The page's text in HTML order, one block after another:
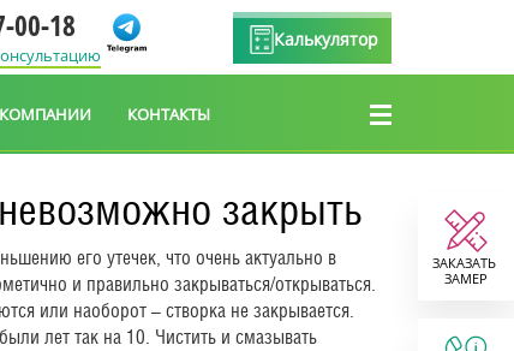
00-18 Калькулятор
КОНТАКТЫ
закрыть
его утечек, что очень актуально в
и правильно закрываться/открываться.
или наоборот – створка не закрывается.
лет так на 10. Чистить и смазывать
ЗАКАЗАТЬ
ЗАМЕР